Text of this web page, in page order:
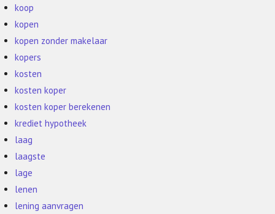
koop
kopen
kopen zonder makelaar
kopers
kosten
kosten koper
kosten koper berekenen
krediet hypotheek
laag
laagste
lage
lenen
lening aanvragen